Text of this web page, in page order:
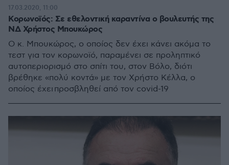
Κορωνοϊός: Σε εθελοντική καραντίνα ο βουλευτής της
ΝΔ Χρήστος Μπουκώρος
Ο κ. Μπουκώρος, ο οποίος δεν έχει κάνει ακόμα το
τεστ για τον κορωνοϊό, παραμένει σε προληπτικό
αυτοπεριορισμό στο σπίτι του, στον Βόλο, διότι
βρέθηκε «πολύ κοντά» με τον Χρήστο Κέλλα, ο
οποίος έχει προσβληθεί από τον covid-19
17.03.2020, 11:00